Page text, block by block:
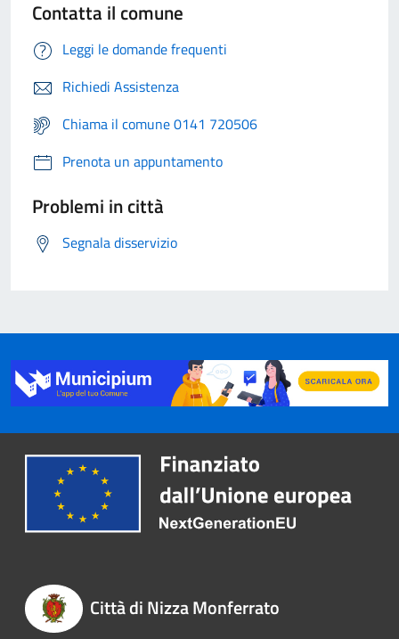
Contatta il comune
Leggi le domande frequenti
Richiedi Assistenza
Chiama il comune 0141 720506
Prenota un appuntamento
Problemi in città
Segnala disservizio
Città di Nizza Monferrato